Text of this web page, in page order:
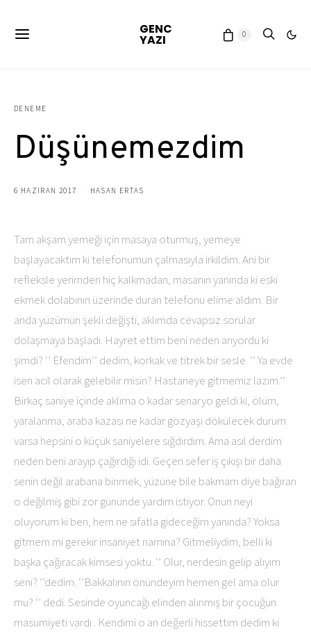
GENC
YAZI 0
DENEME
Düşünemezdim
6 HAZIRAN 2017 HASAN ERTAS
Tam akşam yemeği için masaya oturmuş, yemeye
başlayacaktım ki telefonumun çalmasıyla irkildim. Ani bir
refleksle yerimden hiç kalkmadan, masanın yanında ki eski
ekmek dolabının üzerinde duran telefonu elime aldım. Bir
anda yüzümün şekli değişti, aklımda cevapsız sorular
dolaşmaya başladı. Hayret ettim beni neden arıyordu ki
şimdi? ‘’ Efendim’’ dedim, korkak ve titrek bir sesle. ‘’ Ya evde
isen acil olarak gelebilir misin? Hastaneye gitmemiz lazım.’’
Birkaç saniye içinde aklıma o kadar senaryo geldi ki, ölüm,
yaralanma, araba kazası ne kadar gözyaşı dökülecek durum
varsa hepsini o küçük saniyelere sığdırdım. Ama asıl derdim
neden beni arayıp çağırdığı idi. Geçen sefer iş çıkışı bir daha
senin değil arabana binmek, yüzüne bile bakmam diye bağıran
o değilmiş gibi zor gününde yardım istiyor. Onun neyi
oluyorum ki ben, hem ne sıfatla gideceğim yanında? Yoksa
gitmem mi gerekir insaniyet namına? Gitmeliydim, belli ki
başka çağıracak kimsesi yoktu. ‘’ Olur, nerdesin gelip alıyım
seni? ‘’dedim. ‘’Bakkalının önündeyim hemen gel ama olur
mu? ‘’ dedi. Sesinde oyuncağı elinden alınmış bir çocuğun
masumiyeti vardı . Kendimi o an değerli hissettim dedim ki